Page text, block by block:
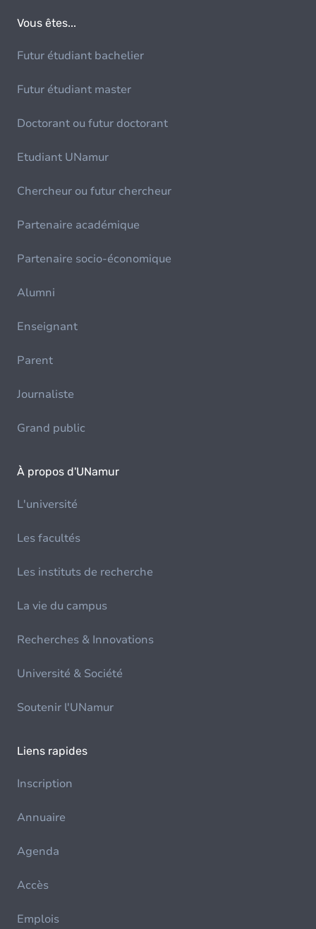
Vous êtes...
Futur étudiant bachelier
Futur étudiant master
Doctorant ou futur doctorant
Etudiant UNamur
Chercheur ou futur chercheur
Partenaire académique
Partenaire socio-économique
Alumni
Enseignant
Parent
Journaliste
Grand public
À propos d'UNamur
L'université
Les facultés
Les instituts de recherche
La vie du campus
Recherches & Innovations
Université & Société
Soutenir l'UNamur
Liens rapides
Inscription
Annuaire
Agenda
Accès
Emplois